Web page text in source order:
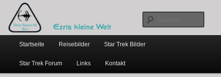
primären
Inhalt
springen
Ezris kleine Welt
…weil bloggen so schick ist
Hauptmenü
Startseite Reisebilder Star Trek Bilder
Star Trek Forum Links Kontakt